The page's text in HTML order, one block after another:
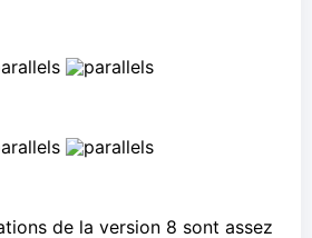
de la version 8 sont assez